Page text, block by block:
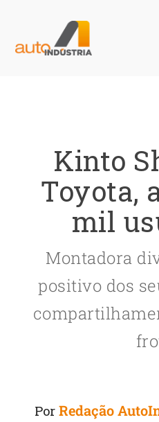
Kinto
Toyota,
mil
Montadora
positivo dos
Por Redação